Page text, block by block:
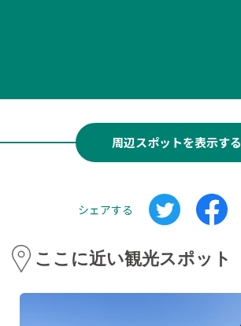
周辺スポットを表示する
シェアする
ここに近い観光スポット